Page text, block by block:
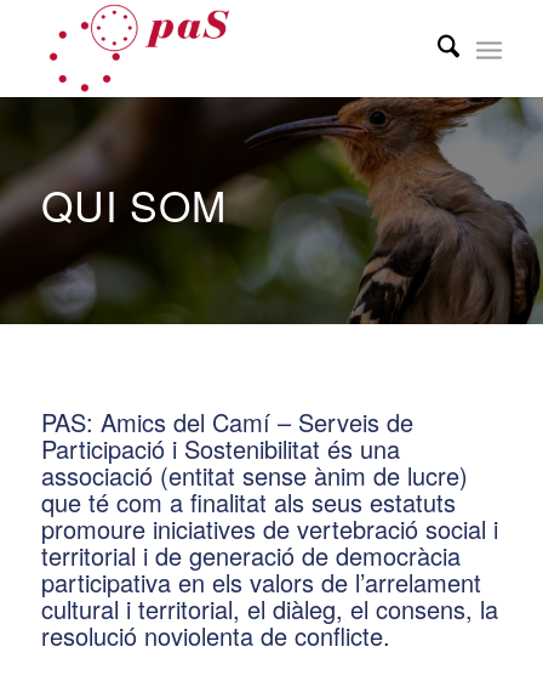
QUI SOM
PAS: Amics del Camí – Serveis de
Participació i Sostenibilitat és una
associació (entitat sense ànim de lucre)
que té com a finalitat als seus estatuts
promoure iniciatives de vertebració social i
territorial i de generació de democràcia
participativa en els valors de l’arrelament
cultural i territorial, el diàleg, el consens, la
resolució noviolenta de conflicte.